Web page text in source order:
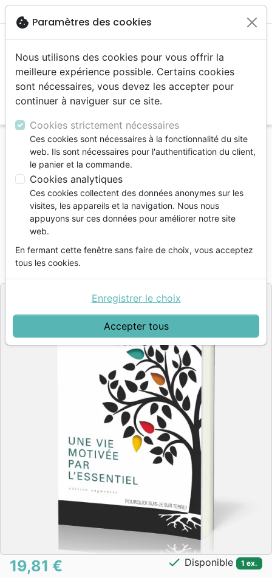
menu
Accueil Livres Edification
Croissance spirituelle
Une vie motivée par l'essentiel - Pourquoi suis-je
sur terre?
Une vie motivée par l'essentiel
Pourquoi suis-je sur terre?
Auteur :
RéférenceOUR1089 EAN9782940335893
Ourania
19,81 € check Disponible 1 ex.
cookie Paramètres des cookies
Nous utilisons des cookies pour vous offrir la
meilleure expérience possible. Certains cookies
sont nécessaires, vous devez les accepter pour
continuer à naviguer sur ce site.
Cookies strictement nécessaires
Ces cookies sont nécessaires à la fonctionnalité du site
web. Ils sont nécessaires pour l'authentification du client,
le panier et la commande.
Cookies analytiques
Ces cookies collectent des données anonymes sur les
visites, les appareils et la navigation. Nous nous
appuyons sur ces données pour améliorer notre site
web.
En fermant cette fenêtre sans faire de choix, vous acceptez
tous les cookies.
Accepter tous
Enregistrer le choix